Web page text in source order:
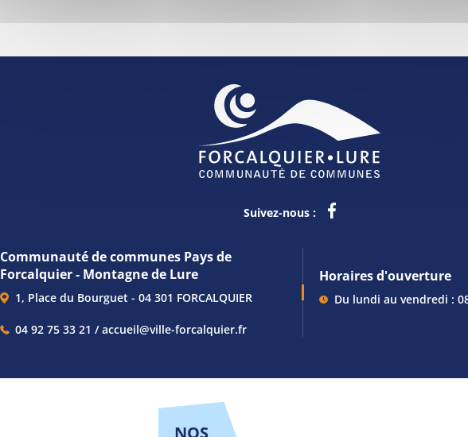
Suivez-nous :
Communauté de communes Pays de
Forcalquier - Montagne de Lure
1, Place du Bourguet - 04 301 FORCALQUIER
04 92 75 33 21 / accueil@ville-forcalquier.fr
Horaires d'ouverture
Du lundi au vendredi :
NOS